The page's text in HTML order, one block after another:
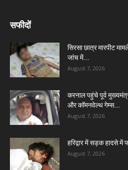
सफीदों
सिरसा छात्र मारपीट
जांच में...
August 7, 2026
करनाल पहुंचे पूर्व
और कॉमनवेल्थ गेम्स...
August 7, 2026
हरिद्वार में सड़क हादसे में
August 7, 2026